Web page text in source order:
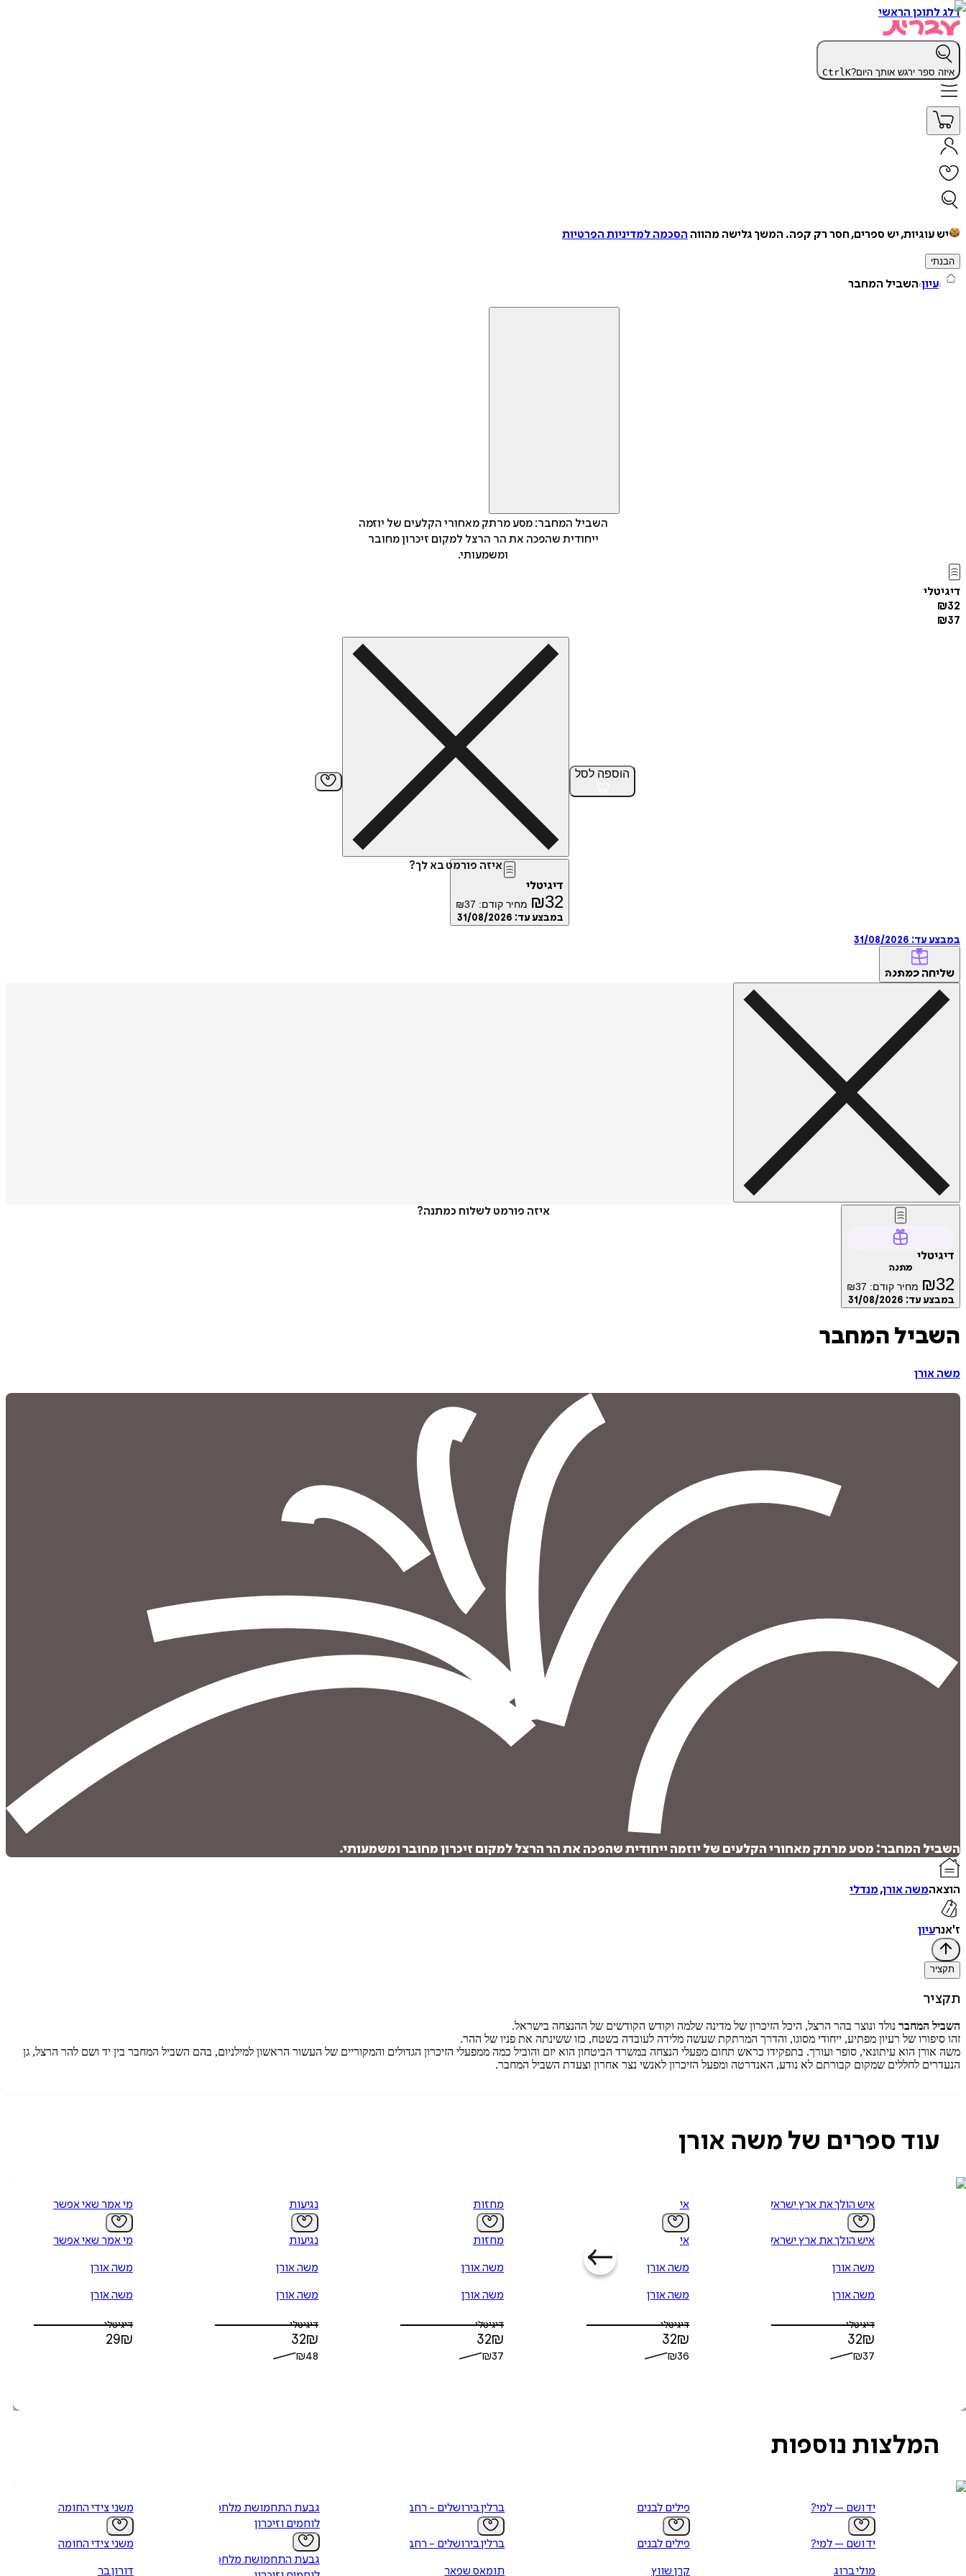
דלג לתוכן הראשי
איזה ספר ירגש אותך היום? CtrlK
יש עוגיות, יש ספרים, חסר רק קפה. המשך גלישה מהווה הסכמה למדיניות הפרטיות
הבנתי
עיון השביל המחבר
השביל המחבר: מסע מרתק מאחורי הקלעים של יוזמה
ייחודית שהפכה את הר הרצל למקום זיכרון מחובר
ומשמעותי.
דיגיטלי
₪32
₪37
הוספה לסל
איזה פורמט בא לך?
דיגיטלי
₪32 מחיר קודם: ₪37
במבצע עד: 31/08/2026
במבצע עד: 31/08/2026
שליחה כמתנה
איזה פורמט לשלוח כמתנה?
דיגיטלי
מתנה
₪32 מחיר קודם: ₪37
במבצע עד: 31/08/2026
איזה פורמט בא לך?
השביל המחבר
משה אורן
השביל המחבר: מסע מרתק מאחורי הקלעים של יוזמה ייחודית שהפכה את הר הרצל למקום זיכרון מחובר ומשמעותי.
הוצאהמשה אורן,מנדלי
ז'אנרעיון
תקציר
תקציר
השביל המחבר נולד ונוצר בהר הרצל, היכל הזיכרון של מדינה שלמה וקודש הקודשים של ההנצחה בישראל.
זהו סיפורו של רעיון מפתיע, ייחודי מסוגו, והדרך המרתקת שעשה מלידה לעובדה בשטח, כזו ששינתה את פניו של ההר.
משה אורן הוא עיתונאי, סופר ועורך. בתפקידו כראש תחום מפעלי הנצחה במשרד הביטחון הוא יזם והוביל כמה ממפעלי הזיכרון הגדולים והמקוריים של העשור הראשון למילניום, בהם השביל המחבר בין יד ושם להר הרצל, גן
הנעדרים לחללים שמקום קבורתם לא נודע, האנדרטה ומפעל הזיכרון לאנשי נצר אחרון וצעדת השביל המחבר.
עוד ספרים של משה אורן
איש הולך את ארץ ישראל
איש הולך את ארץ ישראל
משה אורן
משה אורן
דיגיטלי
32₪
₪37
אי
אי
משה אורן
משה אורן
דיגיטלי
32₪
₪36
מחזות
מחזות
משה אורן
משה אורן
דיגיטלי
32₪
₪37
נגיעות
נגיעות
משה אורן
משה אורן
דיגיטלי
32₪
₪48
מי אמר שאי אפשר
מי אמר שאי אפשר
משה אורן
משה אורן
דיגיטלי
29₪
המלצות נוספות
יד ושם – למי?
יד ושם – למי?
מולי ברוג
פילים לבנים
פילים לבנים
קרן שווץ
ברלין בירושלים - רחביה
ברלין בירושלים - רחביה
תומאס שפאר
גבעת התחמושת מלחמה
לוחמים וזיכרון
גבעת התחמושת מלחמה
משני צידי החומה
משני צידי החומה
דורון בר